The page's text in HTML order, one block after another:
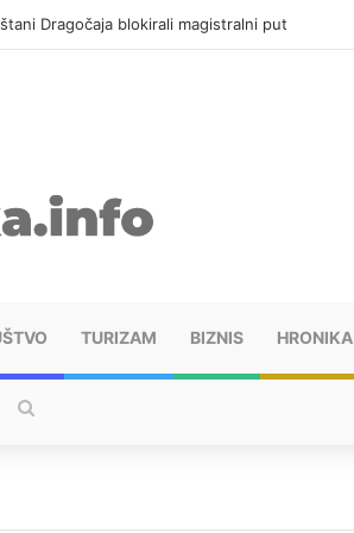
Dragočaja blokirali magistralni put
TURIZAM BIZNIS HRONIKA